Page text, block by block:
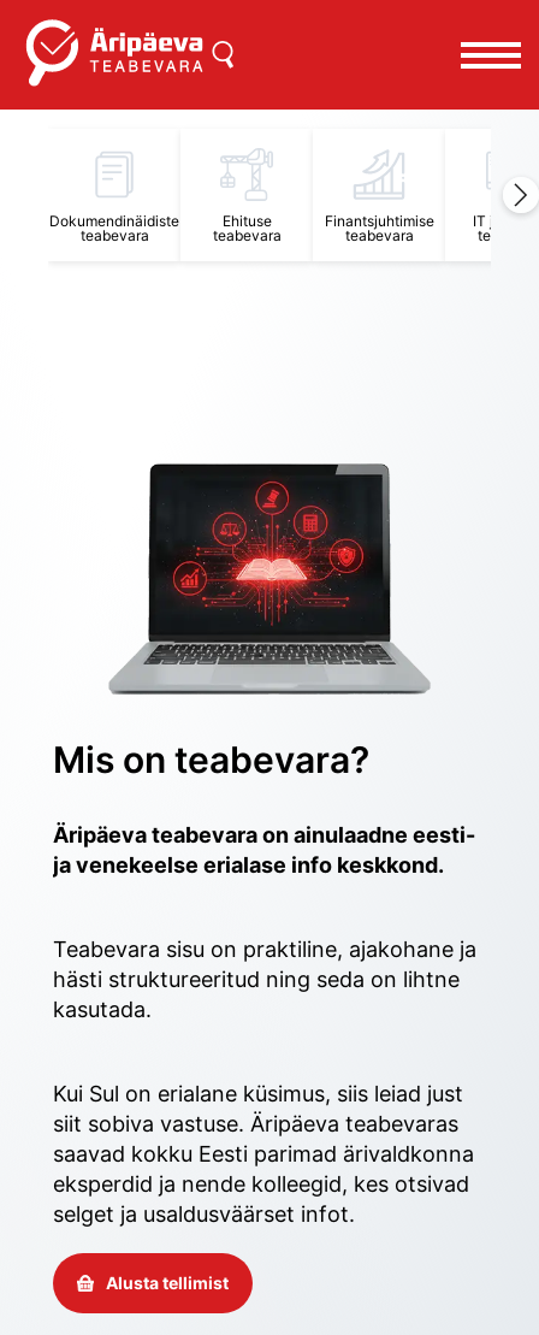
Dokumendinäidiste
teabevara
Ehituse
teabevara
Finantsjuhtimise
teabevara
IT
Mis on teabevara?
Äripäeva teabevara on ainulaadne eesti-
ja venekeelse erialase info keskkond.
Teabevara sisu on praktiline, ajakohane ja
hästi struktureeritud ning seda on lihtne
kasutada.
Kui Sul on erialane küsimus, siis leiad just
siit sobiva vastuse. Äripäeva teabevaras
saavad kokku Eesti parimad ärivaldkonna
eksperdid ja nende kolleegid, kes otsivad
selget ja usaldusväärset infot.
Alusta tellimist